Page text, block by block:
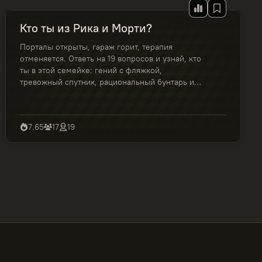
Кто ты из Рика и Морти?
Порталы открыты, гараж горит, терапия
отменяется. Ответь на 19 вопросов и узнай, кто
ты в этой семейке: гений с фляжкой,
тревожный спутник, рациональный бунтарь или
7.65 17 19